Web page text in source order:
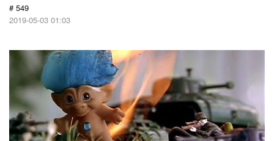
# 549
2019-05-03 01:03